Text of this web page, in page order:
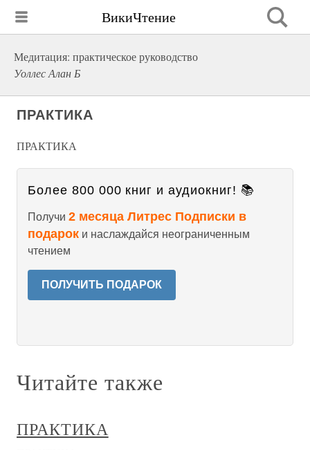
ВикиЧтение
Медитация: практическое руководство
Уоллес Алан Б
ПРАКТИКА
ПРАКТИКА
Более 800 000 книг и аудиокниг! 📚
Получи 2 месяца Литрес Подписки в
подарок и наслаждайся неограниченным
чтением
ПОЛУЧИТЬ ПОДАРОК
Читайте также
ПРАКТИКА